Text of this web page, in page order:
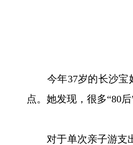
今年37岁的长沙宝妈
点。她发现，很多“80
对于单次亲子游支出